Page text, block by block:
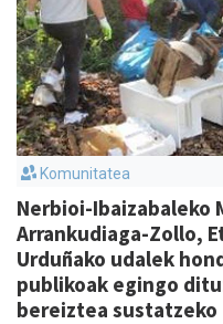
Komunitatea
Nerbioi-Ibaizabaleko
Arrankudiaga-Zollo,
Urduñako udalek
publikoak egingo
bereiztea sustatzeko